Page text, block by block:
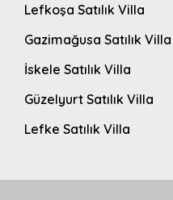
Lefkoşa Satılık Villa
Gazimağusa Satılık Villa
İskele Satılık Villa
Güzelyurt Satılık Villa
Lefke Satılık Villa